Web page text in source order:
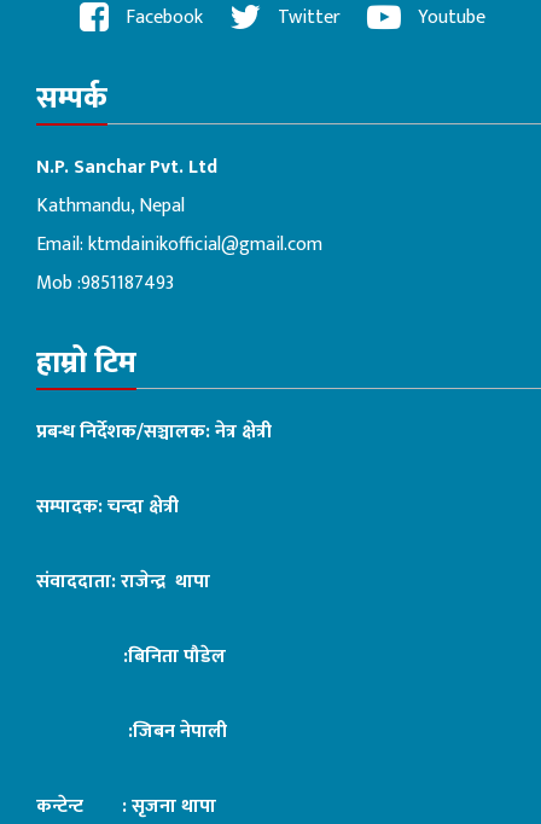
Facebook Twitter Youtube
सम्पर्क
N.P. Sanchar Pvt. Ltd
Kathmandu, Nepal
Email:ktmdainikofficial@gmail.com
Mob :9851187493
हाम्रो टिम
प्रबन्ध निर्देशक/सञ्चालक: नेत्र क्षेत्री
सम्पादक: चन्दा क्षेत्री
संवाददाता: राजेन्द्र थापा
:बिनिता पौडेल
:जिबन नेपाली
कन्टेन्ट : सृजना थापा